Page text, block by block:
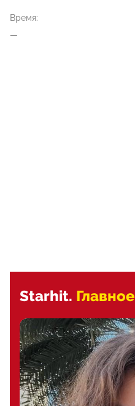
Время:
—
Starhit. Главное